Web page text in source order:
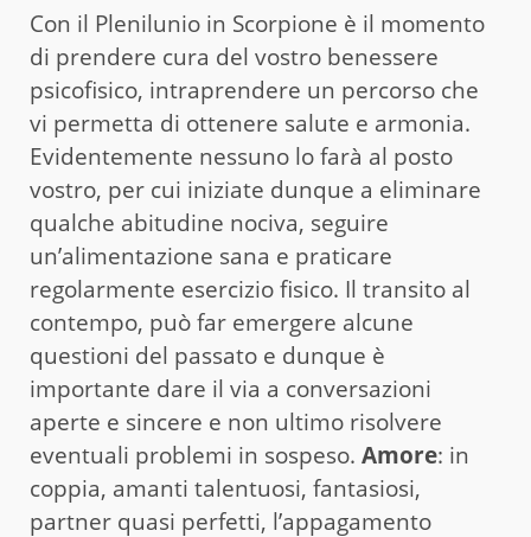
Con il Plenilunio in Scorpione è il momento
di prendere cura del vostro benessere
psicofisico, intraprendere un percorso che
vi permetta di ottenere salute e armonia.
Evidentemente nessuno lo farà al posto
vostro, per cui iniziate dunque a eliminare
qualche abitudine nociva, seguire
un’alimentazione sana e praticare
regolarmente esercizio fisico. Il transito al
contempo, può far emergere alcune
questioni del passato e dunque è
importante dare il via a conversazioni
aperte e sincere e non ultimo risolvere
eventuali problemi in sospeso. Amore: in
coppia, amanti talentuosi, fantasiosi,
partner quasi perfetti, l’appagamento